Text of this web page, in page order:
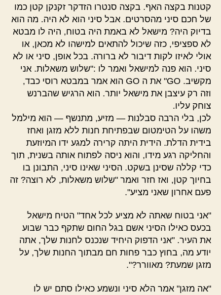
קטנות בקצה האף. בקצה סנטרו הזדקר זקנקן קטן כמו
של חכם סיני מהסרטים. אבל סיני הוא לא היה. מה הוא
בדיוק היה? מישאל לא באמת היה בטוח, היה לו מבטא
לא ספציפי, כזה שיכול להתאים למישהו לא מכאן, או
אולי לאיזו לקות דיבור לא ברורה. בכל אופן, סיני או לא
סיני. הוא פנה למישאל ואמר לו :"שלוש משאלות. אני
מקשיב. GO" את ה GO הוא אמר במבטא רוסי כבד,
וזה רק עיצבן את מישאל יותר. הוא הרגיש שהברנש
צוחק עליו.
לכן, בלי הרבה סבלנות — מזיע, מתנשף — הוא מילמל
משהו על הטימטום שבפתיחת חנות ללא מזגן ואחז
בידית הדלת. הידית היתה קרירה למגע ידו המיוזעת
והחליקה רגע מידו, והוא ניסה לפתוח אותה בשנית, תוך
כדי קללה שסינן בשקט. הסיני שאינו סיני, התבונן בו
בחיוך קטן, ואז חזר ואמר "שלוש משאלות, לא רוצה? זה
פעם אחרון שאני מציע".
"אני בטוח שאתה לא מציע לכל אחד" הטיח מישאל
בכעס כאילו הסיני אשם בגל החום שתקף כבר שבוע
את העיר. "אני הדפוק היחיד שנכנס לחנות שלך, אתה
יודע מה, בחוץ כבר פחות חם מבתוך החנות שלך, על
מזגן שמעת? מאוורר?".
"אה מזגן" אמר הלא סיני ונשמע כאילו סתם יש לו